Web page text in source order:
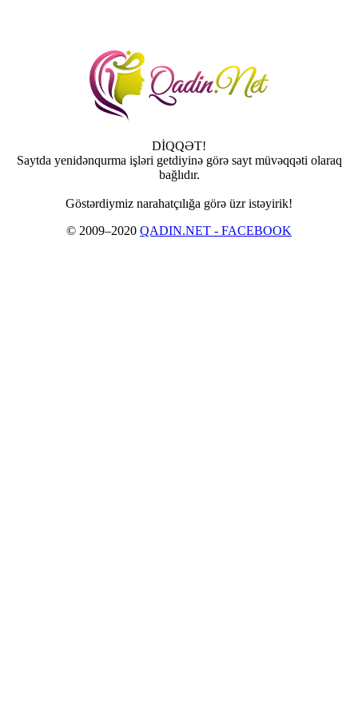
DİQQƏT!
Saytda yenidənqurma işləri getdiyinə görə sayt müvəqqəti olaraq
bağlıdır.
Göstərdiymiz narahatçılığa görə üzr istəyirik!
© 2009–2020 QADIN.NET - FACEBOOK